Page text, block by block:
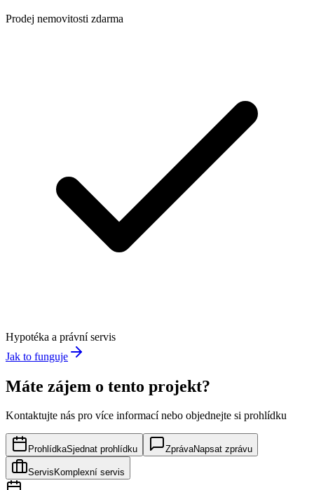
Prodej nemovitosti zdarma
Hypotéka a právní servis
Jak to funguje
Máte zájem o tento projekt?
Kontaktujte nás pro více informací nebo objednejte si prohlídku
ProhlídkaSjednat prohlídku ZprávaNapsat zprávu
Servis Komplexní servis